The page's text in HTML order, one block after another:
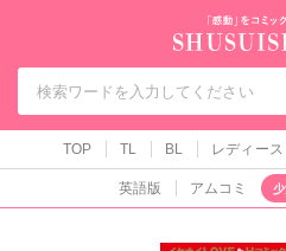
TOP TL BL レディース
英語版 アムコミ